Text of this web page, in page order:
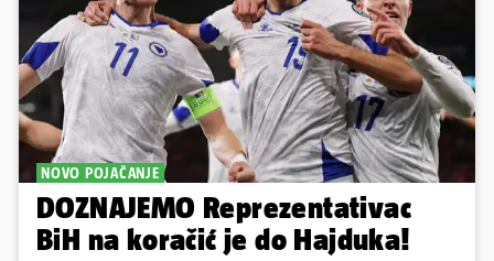
NOVO POJAČANJE
DOZNAJEMO Reprezentativac
BiH na koračić je do Hajduka!